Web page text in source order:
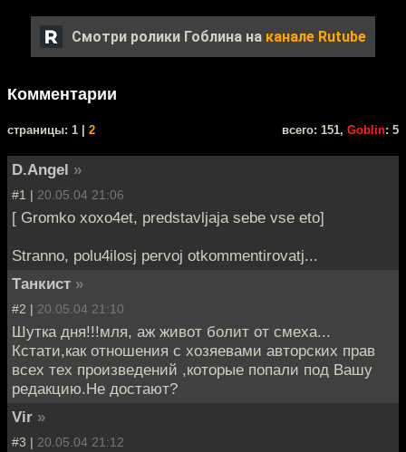
Смотри ролики Гоблина на канале Rutube
Комментарии
cтраницы: 1 | 2 всего: 151, Goblin: 5
D.Angel »
#1 | 20.05.04 21:06
[ Gromko xoxo4et, predstavljaja sebe vse eto]
Stranno, polu4ilosj pervoj otkommentirovatj...
Танкист »
#2 | 20.05.04 21:10
Шутка дня!!!мля, аж живот болит от смеха...
Кстати,как отношения с хозяевами авторских прав
всех тех произведений ,которые попали под Вашу
редакцию.Не достают?
Vir »
#3 | 20.05.04 21:12